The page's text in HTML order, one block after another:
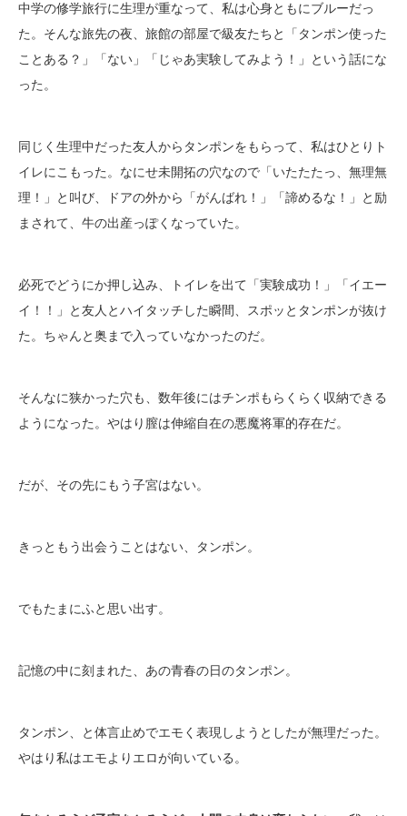
中学の修学旅行に生理が重なって、私は心身ともにブルーだっ
た。そんな旅先の夜、旅館の部屋で級友たちと「タンポン使った
ことある？」「ない」「じゃあ実験してみよう！」という話にな
った。
同じく生理中だった友人からタンポンをもらって、私はひとりト
イレにこもった。なにせ未開拓の穴なので「いたたたっ、無理無
理！」と叫び、ドアの外から「がんばれ！」「諦めるな！」と励
まされて、牛の出産っぽくなっていた。
必死でどうにか押し込み、トイレを出て「実験成功！」「イエー
イ！！」と友人とハイタッチした瞬間、スポッとタンポンが抜け
た。ちゃんと奥まで入っていなかったのだ。
そんなに狭かった穴も、数年後にはチンポもらくらく収納できる
ようになった。やはり膣は伸縮自在の悪魔将軍的存在だ。
だが、その先にもう子宮はない。
きっともう出会うことはない、タンポン。
でもたまにふと思い出す。
記憶の中に刻まれた、あの青春の日のタンポン。
タンポン、と体言止めでエモく表現しようとしたが無理だった。
やはり私はエモよりエロが向いている。